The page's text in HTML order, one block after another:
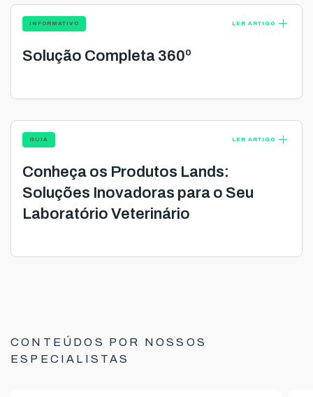
INFORMATIVO LER ARTIGO add
Solução Completa 360º
GUIA LER ARTIGO add
Conheça os Produtos Lands:
Soluções Inovadoras para o Seu
Laboratório Veterinário
CONTEÚDOS POR NOSSOS
ESPECIALISTAS